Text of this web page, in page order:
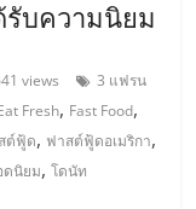
รับความนิยม
views
3 แฟรน
Fresh, Fast Food,
ต์ฟู้ด, ฟาสต์ฟู้ดอเมริกา,
ดนิยม,โดนัท